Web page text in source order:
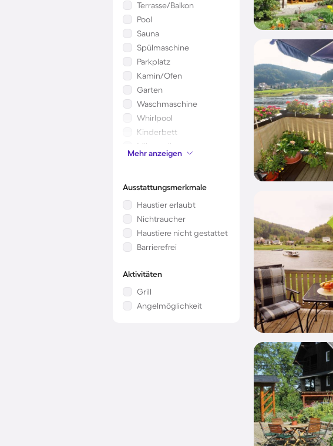
Terrasse/Balkon
Pool
Sauna
Spülmaschine
Parkplatz
Kamin/Ofen
Garten
Waschmaschine
Whirlpool
Kinderbett
Mikrowelle
Klimaanlage
Mehr anzeigen
Ausstattungsmerkmale
Haustier erlaubt
Nichtraucher
Haustiere nicht gestattet
Barrierefrei
Aktivitäten
Grill
Angelmöglichkeit